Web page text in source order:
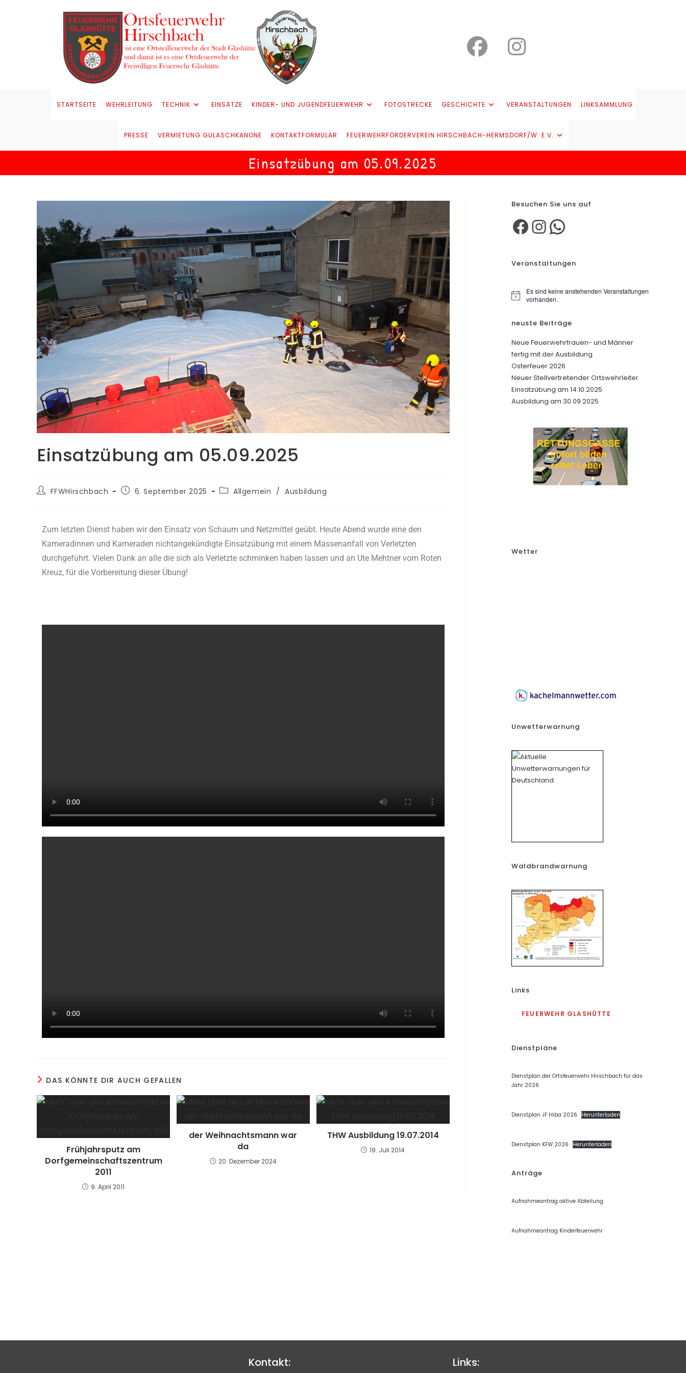
STARTSEITE WEHRLEITUNG TECHNIK EINSÄTZE KINDER- UND JUGENDFEUERWEHR FOTOSTRECKE GESCHICHTE VERANSTALTUNGEN LINKSAMMLUNG
PRESSE VERMIETUNG GULASCHKANONE KONTAKTFORMULAR FEUERWEHRFÖRDERVEREIN HIRSCHBACH-HERMSDORF/W. E.V.
Einsatzübung am 05.09.2025
Einsatzübung am 05.09.2025
FFWHirschbach 6. September 2025 Allgemein / Ausbildung
Zum letzten Dienst haben wir den Einsatz von Schaum und Netzmittel geübt. Heute Abend wurde eine den
Kameradinnen und Kameraden nichtangekündigte Einsatzübung mit einem Massenanfall von Verletzten
durchgeführt. Vielen Dank an alle die sich als Verletzte schminken haben lassen und an Ute Mehtner vom Roten
Kreuz, für die Vorbereitung dieser Übung!
DAS KÖNNTE DIR AUCH GEFALLEN
Frühjahrsputz am
Dorfgemeinschaftszentrum
2011
9. April 2011
der Weihnachtsmann war
da
20. Dezember 2024
THW Ausbildung 19.07.2014
19. Juli 2014
Besuchen Sie uns auf
Veranstaltungen
H
w
i
s
Es sind keine anstehenden Veranstaltungen
vorhanden.
neuste Beiträge
Neue Feuerwehrfrauen- und Männer
fertig mit der Ausbildung
Osterfeuer 2026
Neuer Stellvertretender Ortswehrleiter
Einsatzübung am 14.10.2025
Ausbildung am 30.09.2025
Wetter
Unwetterwarnung
Waldbrandwarnung
Links
FEUERWEHR GLASHÜTTE
Dienstpläne
Dienstplan der Ortsfeuerwehr Hirschbach für das
Jahr 2026
Dienstplan JF Hiba 2026 Herunterladen
Dienstplan KFW 2026 Herunterladen
Anträge
Aufnahmeantrag aktive Abteilung
Aufnahmeantrag Kinderfeuerwehr
Kontakt: Links: